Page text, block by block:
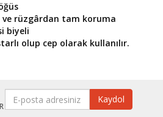
ve rüzgârdan tam koruma
biyeli
olup cep olarak kullanılır.